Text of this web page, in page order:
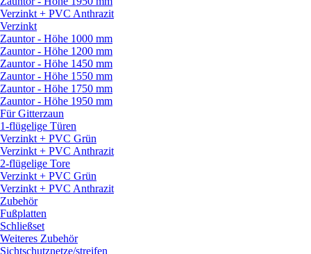
Verzinkt + PVC Anthrazit
Verzinkt
Zauntor - Höhe 1000 mm
Zauntor - Höhe 1200 mm
Zauntor - Höhe 1450 mm
Zauntor - Höhe 1550 mm
Zauntor - Höhe 1750 mm
Zauntor - Höhe 1950 mm
Für Gitterzaun
1-flügelige Türen
Verzinkt + PVC Grün
Verzinkt + PVC Anthrazit
2-flügelige Tore
Verzinkt + PVC Grün
Verzinkt + PVC Anthrazit
Zubehör
Fußplatten
Schließset
Weiteres Zubehör
Sichtschutznetze/streifen